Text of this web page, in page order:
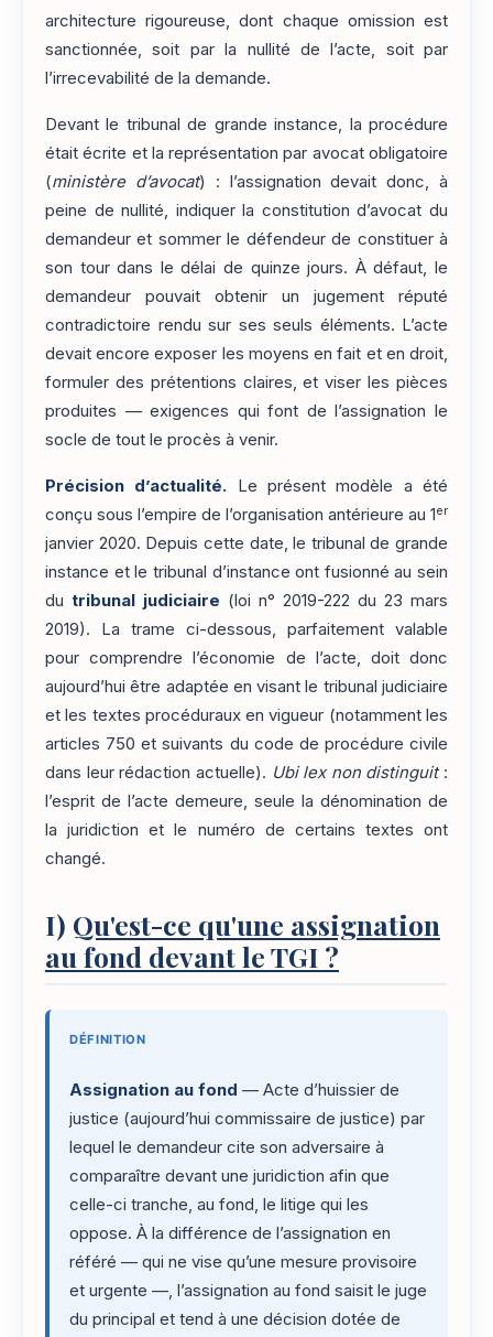
architecture rigoureuse, dont chaque omission est
sanctionnée, soit par la nullité de l’acte, soit par
l’irrecevabilité de la demande.
Devant le tribunal de grande instance, la procédure
était écrite et la représentation par avocat obligatoire
(ministère d’avocat) : l’assignation devait donc, à
peine de nullité, indiquer la constitution d’avocat du
demandeur et sommer le défendeur de constituer à
son tour dans le délai de quinze jours. À défaut, le
demandeur pouvait obtenir un jugement réputé
contradictoire rendu sur ses seuls éléments. L’acte
devait encore exposer les moyens en fait et en droit,
formuler des prétentions claires, et viser les pièces
produites — exigences qui font de l’assignation le
socle de tout le procès à venir.
Précision d’actualité. Le présent modèle a été
conçu sous l’empire de l’organisation antérieure au 1 er
janvier 2020. Depuis cette date, le tribunal de grande
instance et le tribunal d’instance ont fusionné au sein
du tribunal judiciaire (loi n° 2019-222 du 23 mars
2019). La trame ci-dessous, parfaitement valable
pour comprendre l’économie de l’acte, doit donc
aujourd’hui être adaptée en visant le tribunal judiciaire
et les textes procéduraux en vigueur (notamment les
articles 750 et suivants du code de procédure civile
dans leur rédaction actuelle). Ubi lex non distinguit:
l’esprit de l’acte demeure, seule la dénomination de
la juridiction et le numéro de certains textes ont
changé.
I) Qu'est-ce qu'une assignation
au fond devant le TGI ?
DÉFINITION
Assignation au fond — Acte d’huissier de
justice (aujourd’hui commissaire de justice) par
lequel le demandeur cite son adversaire à
comparaître devant une juridiction afin que
celle-ci tranche, au fond, le litige qui les
oppose. À la différence de l’assignation en
référé — qui ne vise qu’une mesure provisoire
et urgente —, l’assignation au fond saisit le juge
du principal et tend à une décision dotée de